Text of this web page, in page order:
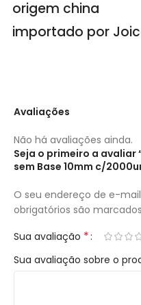
origem china
importado por
Avaliações
Não há avaliações ainda.
Seja o primeiro a
sem Base 10mm c/
O seu endereço de e-
obrigatórios são
Sua avaliação *
Sua avaliação sobre o